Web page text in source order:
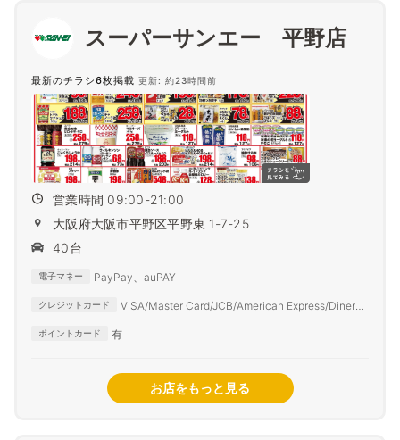
スーパーサンエー 平野店
最新のチラシ6枚掲載 更新: 約23時間前
営業時間 09:00-21:00
大阪府大阪市平野区平野東 1-7-25
40台
電子マネー PayPay、auPAY
クレジットカード
VISA/Master Card/JCB/American Express/Diners
ポイントカード 有
お店をもっと見る